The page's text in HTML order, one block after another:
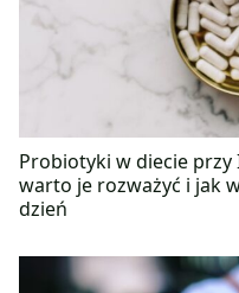
Probiotyki w diecie przy
warto je rozważyć i jak
dzień